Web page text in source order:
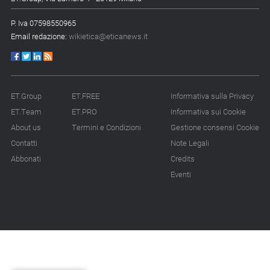
Tornano le Settimane SRI: oltre 20 appuntamenti
14.07.26 - 10:00
14.07.26 - 8:00
La Bce introduce i climate factor nelle garanzie bancarie
Micalizio (Ramboll): «Dalla compliance all’era dell’impatto»
P. Iva 07598550965
Email redazione: wikietica@eticanews.it
ET.Group
ET.Team
About us
Contatti
Abbonati
ET.FREE
ET.PRO
Termini e Condizioni
Informativa sulla Privacy
Informativa sui Cookie
Gestione consensi Cookie
Note Legali
Credits
Eventi